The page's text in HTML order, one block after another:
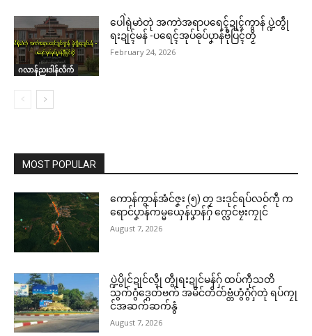
ဂလာန်ညးဒါန်လိက်
ပေါဲရုဲမာဲတုဲ အကာဲအရာပရေၚ်ဍုၚ်ကွာန် ပ္ဍဲတွဵု
ရးဍုၚ်မန် -ပရေၚ်အုပ်ဓုပ်ပၞာန်ဗီုပြၚ်တၟိ
February 24, 2026
MOST POPULAR
ကောန်ကွာန်အံင်ဇၞး (၅) တၠ ဒးဒုင်ရပ်လဝ်ကဵု က
ရောင်ပၞာန်ကမ္မယှေန်ပၞာန်ဂှ် က္လေင်ဗၠးကၠုင်
August 7, 2026
ပ္ဍဲပွိုင်ဍုင်လ္ၚဵု တွဵုရးဍုင်မန်ဂှ် ထပ်ကဵုသတိ
သွက်ဂွံဒ္ဂေတ်ဗက် အမိင်တိတ်ဗ္တံဟွံဂွံဂှ်တုဲ ရပ်ကၠု
င်အဆက်ဆက်နွံ
August 7, 2026